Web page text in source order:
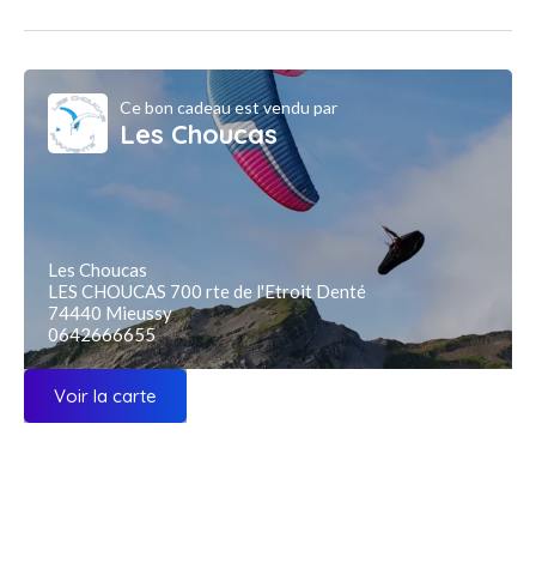
Ce bon cadeau est vendu par
Les Choucas
Les Choucas
LES CHOUCAS 700 rte de l'Etroit Denté
74440 Mieussy
0642666655
Voir la carte